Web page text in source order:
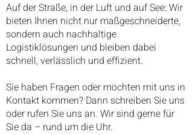
Auf der Straße, in der Luft und auf See: Wir
bieten Ihnen nicht nur maßgeschneiderte,
sondern auch nachhaltige
Logistiklösungen und bleiben dabei
schnell, verlässlich und effizient.
Sie haben Fragen oder möchten mit uns in
Kontakt kommen? Dann schreiben Sie uns
oder rufen Sie uns an. Wir sind gerne für
Sie da – rund um die Uhr.